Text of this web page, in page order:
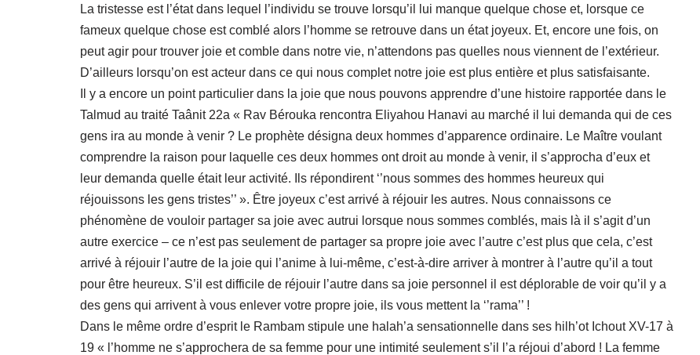
La tristesse est l’état dans lequel l’individu se trouve lorsqu’il lui manque quelque chose et, lorsque ce
fameux quelque chose est comblé alors l’homme se retrouve dans un état joyeux. Et, encore une fois, on
peut agir pour trouver joie et comble dans notre vie, n’attendons pas quelles nous viennent de l’extérieur.
D’ailleurs lorsqu’on est acteur dans ce qui nous complet notre joie est plus entière et plus satisfaisante.
Il y a encore un point particulier dans la joie que nous pouvons apprendre d’une histoire rapportée dans le
Talmud au traité Taânit 22a « Rav Bérouka rencontra Eliyahou Hanavi au marché il lui demanda qui de ces
gens ira au monde à venir ? Le prophète désigna deux hommes d’apparence ordinaire. Le Maître voulant
comprendre la raison pour laquelle ces deux hommes ont droit au monde à venir, il s’approcha d’eux et
leur demanda quelle était leur activité. Ils répondirent ‘’nous sommes des hommes heureux qui
réjouissons les gens tristes’’ ». Être joyeux c’est arrivé à réjouir les autres. Nous connaissons ce
phénomène de vouloir partager sa joie avec autrui lorsque nous sommes comblés, mais là il s’agit d’un
autre exercice – ce n’est pas seulement de partager sa propre joie avec l’autre c’est plus que cela, c’est
arrivé à réjouir l’autre de la joie qui l’anime à lui-même, c’est-à-dire arriver à montrer à l’autre qu’il a tout
pour être heureux. S’il est difficile de réjouir l’autre dans sa joie personnel il est déplorable de voir qu’il y a
des gens qui arrivent à vous enlever votre propre joie, ils vous mettent la ‘’rama’’ !
Dans le même ordre d’esprit le Rambam stipule une halah’a sensationnelle dans ses hilh’ot Ichout XV-17 à
19 « l’homme ne s’approchera de sa femme pour une intimité seulement s’il l’a réjoui d’abord ! La femme